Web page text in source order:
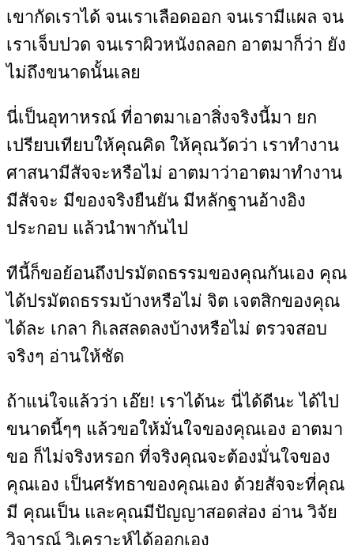
เขากัดเราได้ จนเราเลือดออก จนเรามีแผล จน
เราเจ็บปวด จนเราผิวหนังถลอก อาตมาก็ว่า ยัง
ไม่ถึงขนาดนั้นเลย
นี่เป็นอุทาหรณ์ ที่อาตมาเอาสิ่งจริงนี้มา ยก
เปรียบเทียบให้คุณคิด ให้คุณวัดว่า เราทำงาน
ศาสนามีสัจจะหรือไม่ อาตมาว่าอาตมาทำงาน
มีสัจจะ มีของจริงยืนยัน มีหลักฐานอ้างอิง
ประกอบ แล้วนำพากันไป
ทีนี้ก็ขอย้อนถึงปรมัตถธรรมของคุณกันเอง คุณ
ได้ปรมัตถธรรมบ้างหรือไม่ จิต เจตสิกของคุณ
ได้ละ เกลา กิเลสลดลงบ้างหรือไม่ ตรวจสอบ
จริงๆ อ่านให้ชัด
ถ้าแน่ใจแล้วว่า เอ๊ย! เราได้นะ นี่ได้ดีนะ ได้ไป
ขนาดนี้ๆๆ แล้วขอให้มั่นใจของคุณเอง อาตมา
ขอ ก็ไม่จริงหรอก ที่จริงคุณจะต้องมั่นใจของ
คุณเอง เป็นศรัทธาของคุณเอง ด้วยสัจจะที่คุณ
มี คุณเป็น และคุณมีปัญญาสอดส่อง อ่าน วิจัย
วิจารณ์ วิเคราะห์ได้ออกเอง